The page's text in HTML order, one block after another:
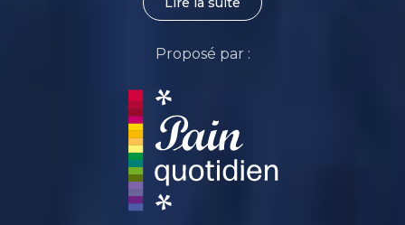
Proposé par :